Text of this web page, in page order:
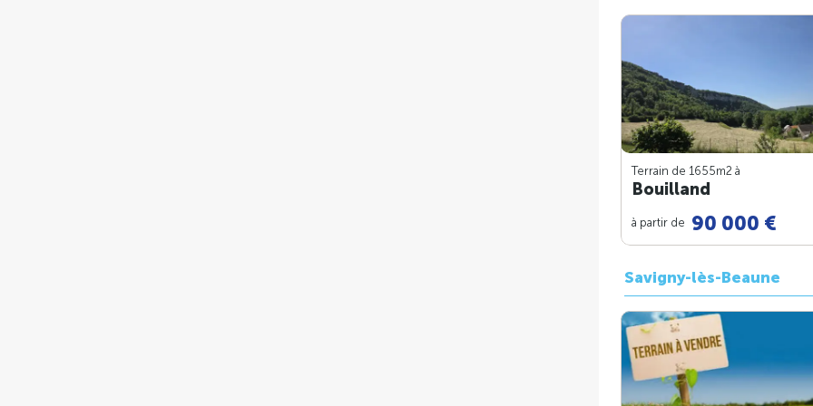
Terrain de 1655m2 à
Bouilland
à partir de 90 000 €
Savigny-lès-Beaune